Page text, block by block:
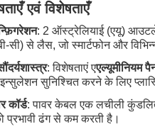
एवं विशेषताएँ
: 2 ऑस्ट्रेलियाई (एयू)
सी) से लैस, जो स्मार्टफोन और
: विशेषताएं एएल्यूमीनियम
इन्सुलेशन सुनिश्चित करने के लिए
कॉर्ड: पावर केबल एक लचीली
प्रभावी ढंग से कम करती है।